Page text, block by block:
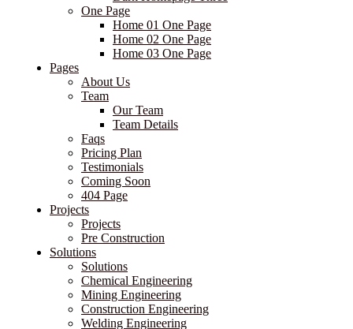
One Page
Home 01 One Page
Home 02 One Page
Home 03 One Page
Pages
About Us
Team
Our Team
Team Details
Faqs
Pricing Plan
Testimonials
Coming Soon
404 Page
Projects
Projects
Pre Construction
Solutions
Solutions
Chemical Engineering
Mining Engineering
Construction Engineering
Welding Engineering